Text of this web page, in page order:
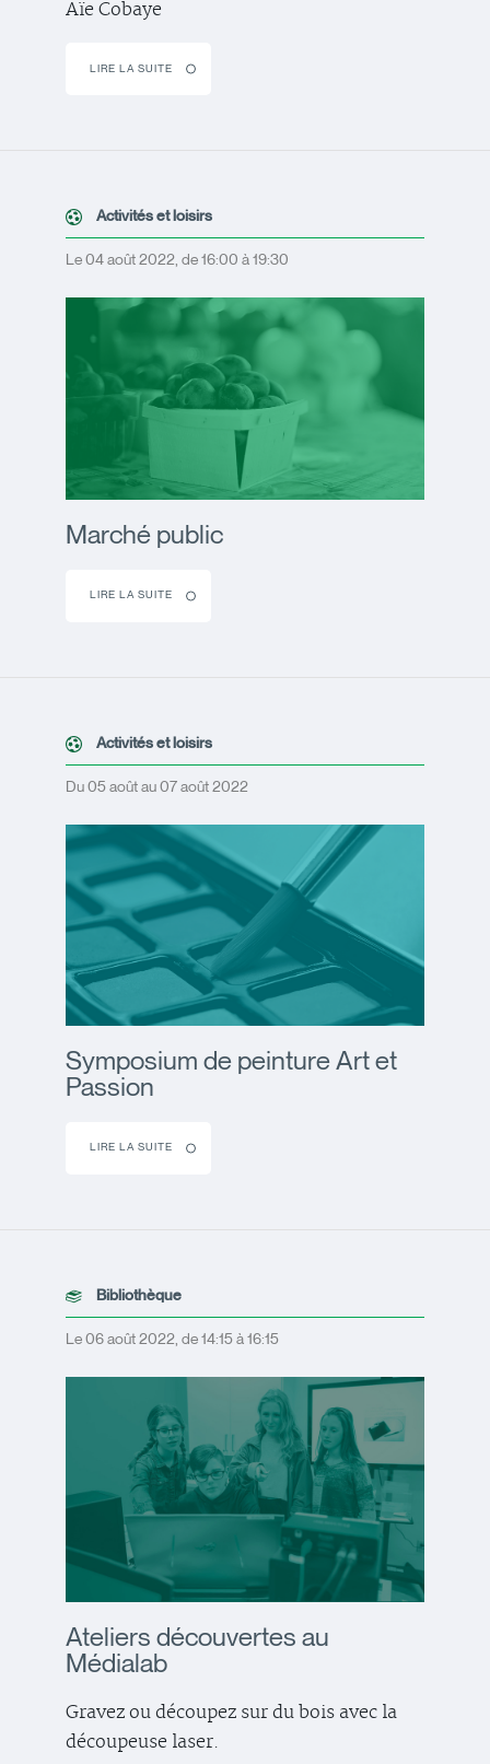
Aïe Cobaye
LIRE LA SUITE
Activités et loisirs
Le 04 août 2022, de 16:00 à 19:30
Marché public
LIRE LA SUITE
Activités et loisirs
Du 05 août au 07 août 2022
Symposium de peinture Art et
Passion
LIRE LA SUITE
Bibliothèque
Le 06 août 2022, de 14:15 à 16:15
Ateliers découvertes au
Médialab
Gravez ou découpez sur du bois avec la
découpeuse laser.